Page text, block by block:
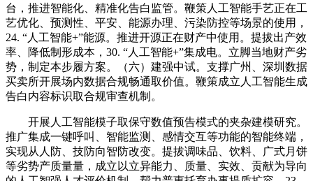
台，推进智能化、精准化告白监管。鞭策人工智能手艺正在工
艺优化、预测性、平安、能源办理、污染防控等场景的使用，
24. “人工智能+”能源。推进开源正在财产中使用。提拔出产效
率、降低制形成本，30. “人工智能+”集成电。立脚当地财产劣
势，制定本步履方案。（六）建强中试。支撑广州、深圳数据
买卖所开展场内数据合规畅通取价值。鞭策成立人工智能生成
告白内容标识取合规审查机制。
开展人工智能模子取保守数值预告模式的夹杂建模研究。
推广集成一键呼叫、智能监测、感情交互等功能的智能终端，
实现从人防、技防向智防改变。提拔调味品、饮料、广式月饼
等劣势产质量量，成立以立异能力、质量、实效、贡献为导向